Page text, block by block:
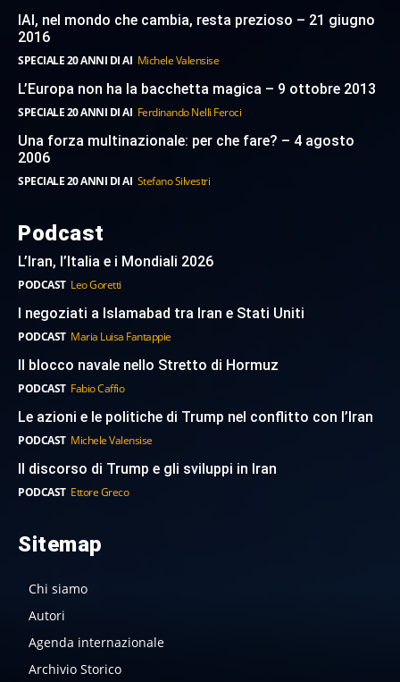
IAI, nel mondo che cambia, resta prezioso – 21 giugno
2016
SPECIALE 20 ANNI DI AI Michele Valensise
L’Europa non ha la bacchetta magica – 9 ottobre 2013
SPECIALE 20 ANNI DI AI Ferdinando Nelli Feroci
Una forza multinazionale: per che fare? – 4 agosto
2006
SPECIALE 20 ANNI DI AI Stefano Silvestri
Podcast
L’Iran, l’Italia e i Mondiali 2026
PODCAST Leo Goretti
I negoziati a Islamabad tra Iran e Stati Uniti
PODCAST Maria Luisa Fantappie
Il blocco navale nello Stretto di Hormuz
PODCAST Fabio Caffio
Le azioni e le politiche di Trump nel conflitto con l’Iran
PODCAST Michele Valensise
Il discorso di Trump e gli sviluppi in Iran
PODCAST Ettore Greco
Sitemap
Chi siamo
Autori
Agenda internazionale
Archivio Storico